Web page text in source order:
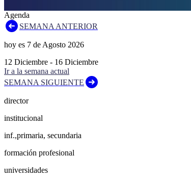
Agenda
SEMANA ANTERIOR
hoy es 7 de Agosto 2026
12 Diciembre - 16 Diciembre
Ir a la semana actual
SEMANA SIGUIENTE
director
institucional
inf.,primaria, secundaria
formación profesional
universidades